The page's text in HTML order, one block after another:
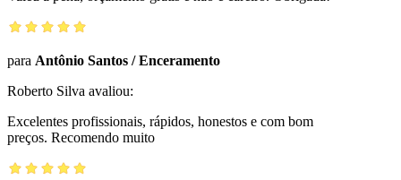
para Antônio Santos /Enceramento
Roberto Silva avaliou:
Excelentes profissionais, rápidos, honestos e com bom
preços. Recomendo muito